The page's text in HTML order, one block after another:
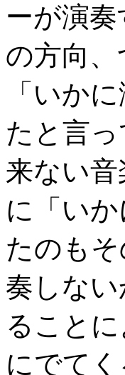
ーが演
の方向
「いか
たと言
来ない
に「い
たのも
奏しな
ること
にでて